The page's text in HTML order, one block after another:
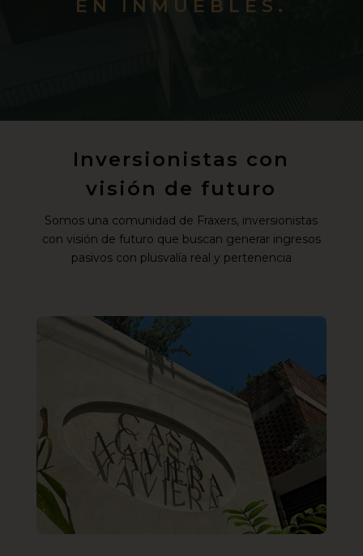
EN INMUEBLES.
Inversionistas con
visión de futuro
Somos una comunidad de Fraxers, inversionistas
con visión de futuro que buscan generar ingresos
pasivos con plusvalía real y pertenencia